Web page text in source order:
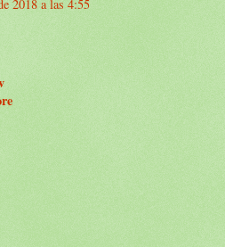
2018 a las 4:55